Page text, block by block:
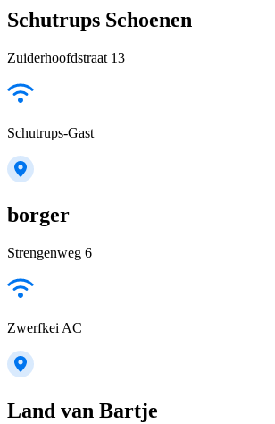
Schutrups Schoenen
Zuiderhoofdstraat 13
Schutrups-Gast
borger
Strengenweg 6
Zwerfkei AC
Land van Bartje